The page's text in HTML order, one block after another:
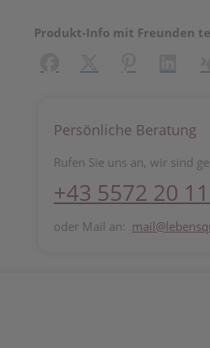
Produkt-Info mit Freunden
Persönliche Beratung
Rufen Sie uns an, wir sind
+43 5572 20
oder Mail an: